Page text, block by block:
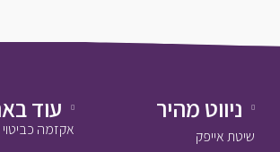
ניווט מהיר
שיטת אייפק
עוד
אקזמה